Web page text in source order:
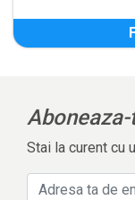
Stai la curent cu